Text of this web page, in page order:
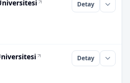
Detay
Detay